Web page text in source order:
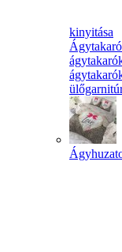
kinyitása